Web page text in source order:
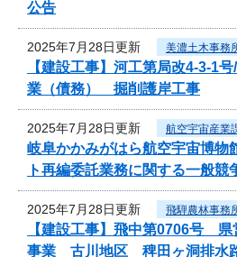
公告
2025年7月28日更新 美濃土木事務
【建設工事】河工第局改4-3-1
業（債務） 掘削護岸工事
2025年7月28日更新 航空宇宙産業
岐阜かかみがはら航空宇宙博物
ト再編委託業務に関する一般競
2025年7月28日更新 飛騨農林事務
【建設工事】飛中第0706号 県
事業 古川地区 稗田ヶ洞排水